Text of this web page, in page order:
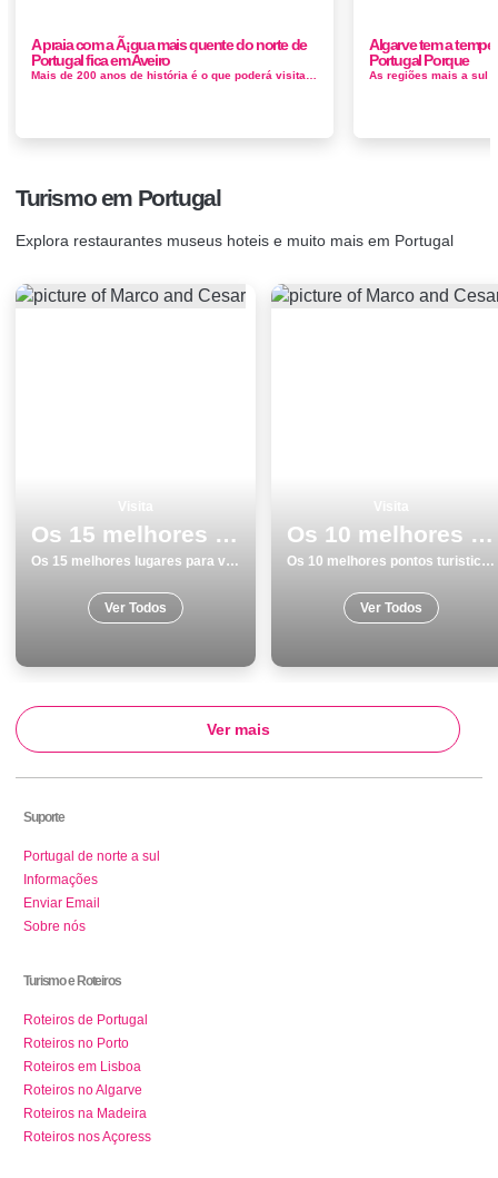
A praia com a Ã¡gua mais quente do norte de
Portugal fica em Aveiro
Algarve tem a
Portugal Porque
Turismo em Portugal
Explora restaurantes museus hoteis e muito mais em Portugal
Os 15 melhores lugares para visitar em Portalegre
Os 15 melhores lugares para visitar em Portalegre
Ver Todos
Os 10 melhores pontos turisticos para visitar em Vila do Bispo
Os 10 melhores pontos turisticos para visitar em Vila do Bispo
Ver Todos
Ver mais
Suporte
Portugal de norte a sul
Informações
Enviar Email
Sobre nós
Turismo e Roteiros
Roteiros de Portugal
Roteiros no Porto
Roteiros em Lisboa
Roteiros no Algarve
Roteiros na Madeira
Roteiros nos Açoress